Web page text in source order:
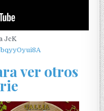
JcK
ver otros